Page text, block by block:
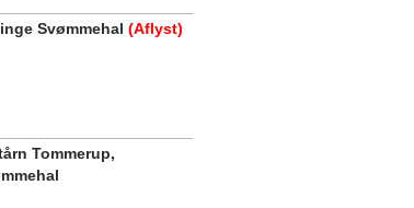
Svømmehal (Aflyst)
Tommerup,